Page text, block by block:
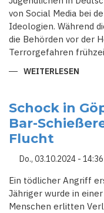
von Social Media bei
Ideologien. Während
die Behörden vor der
Terrorgefahren
WEITERLESEN
NACH
EINES
Schock in
Bar-
Flucht
Do., 03.10.2024 - 14:36
Ein tödlicher Angriff
Jähriger wurde in
Menschen erlitten